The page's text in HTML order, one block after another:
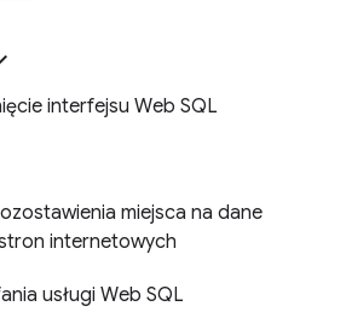
interfejsu Web SQL
miejsca na dane
internetowych
usługi Web SQL